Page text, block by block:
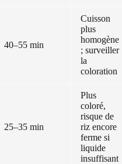
40–55 min
Cuisson
plus
homogène
; surveiller
la
coloration
25–35 min
Plus
coloré,
risque de
riz encore
ferme si
liquide
insuffisant